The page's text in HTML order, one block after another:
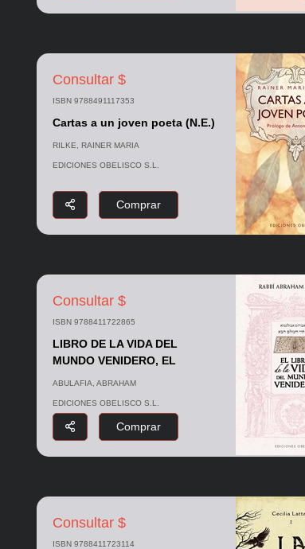
Consultar $
ISBN 9788491117353
Cartas a un joven poeta (N.E.)
RILKE, RAINER MARIA
EDICIONES OBELISCO S.L.
Comprar
Consultar $
ISBN 9788411722865
LIBRO DE LA VIDA DEL
MUNDO VENIDERO, EL
ABULAFIA, ABRAHAM
EDICIONES OBELISCO S.L.
Comprar
Consultar $
ISBN 9788411723114